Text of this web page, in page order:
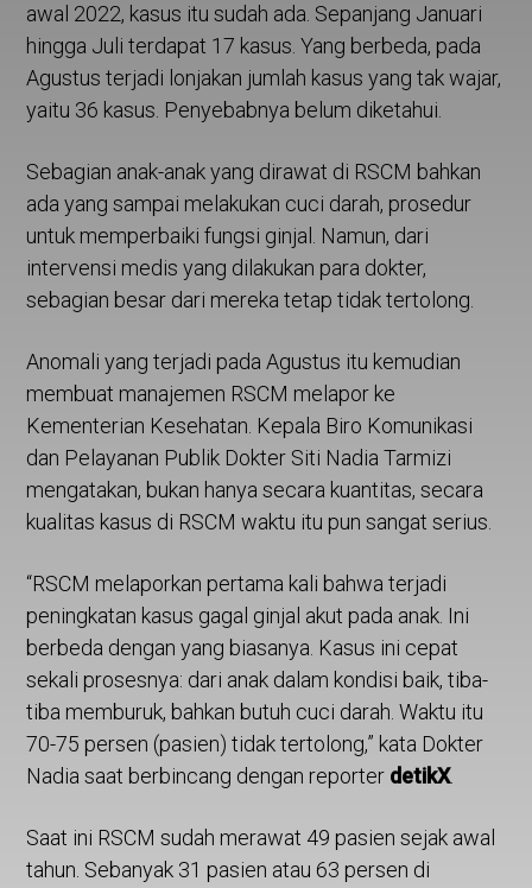
awal 2022, kasus itu sudah ada. Sepanjang Januari
hingga Juli terdapat 17 kasus. Yang berbeda, pada
Agustus terjadi lonjakan jumlah kasus yang tak wajar,
yaitu 36 kasus. Penyebabnya belum diketahui.
Sebagian anak-anak yang dirawat di RSCM bahkan
ada yang sampai melakukan cuci darah, prosedur
untuk memperbaiki fungsi ginjal. Namun, dari
intervensi medis yang dilakukan para dokter,
sebagian besar dari mereka tetap tidak tertolong.
Anomali yang terjadi pada Agustus itu kemudian
membuat manajemen RSCM melapor ke
Kementerian Kesehatan. Kepala Biro Komunikasi
dan Pelayanan Publik Dokter Siti Nadia Tarmizi
mengatakan, bukan hanya secara kuantitas, secara
kualitas kasus di RSCM waktu itu pun sangat serius.
“RSCM melaporkan pertama kali bahwa terjadi
peningkatan kasus gagal ginjal akut pada anak. Ini
berbeda dengan yang biasanya. Kasus ini cepat
sekali prosesnya: dari anak dalam kondisi baik, tiba-
tiba memburuk, bahkan butuh cuci darah. Waktu itu
70-75 persen (pasien) tidak tertolong,” kata Dokter
Nadia saat berbincang dengan reporter detikX.
Saat ini RSCM sudah merawat 49 pasien sejak awal
tahun. Sebanyak 31 pasien atau 63 persen di